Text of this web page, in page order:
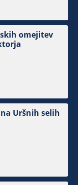
omejitev
Uršnih selih